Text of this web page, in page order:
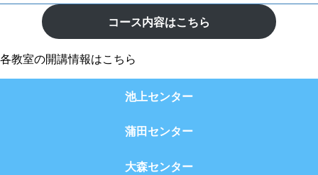
コース内容はこちら
各教室の開講情報はこちら
池上センター
蒲田センター
大森センター